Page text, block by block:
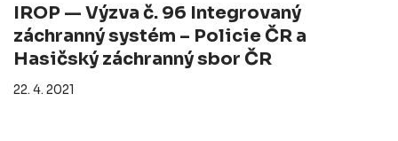
IROP — Výzva č. 96 Integrovaný
záchranný systém – Policie ČR a
Hasičský záchranný sbor ČR
22. 4. 2021